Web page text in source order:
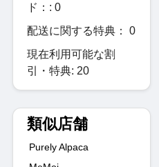
ド：: 0
配送に関する特典： 0
現在利用可能な割
引・特典: 20
類似店舗
Purely Alpaca